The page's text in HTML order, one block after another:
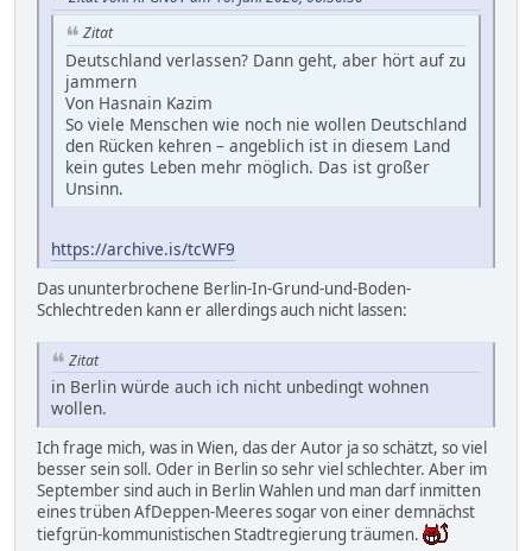
Zitat
Deutschland verlassen? Dann geht, aber hört auf zu
jammern
Von Hasnain Kazim
So viele Menschen wie noch nie wollen Deutschland
den Rücken kehren – angeblich ist in diesem Land
kein gutes Leben mehr möglich. Das ist großer
Unsinn.
https://archive.is/tcWF9
Das ununterbrochene Berlin-In-Grund-und-Boden-
Schlechtreden kann er allerdings auch nicht lassen:
Zitat
in Berlin würde auch ich nicht unbedingt wohnen
wollen.
Ich frage mich, was in Wien, das der Autor ja so schätzt, so viel
besser sein soll. Oder in Berlin so sehr viel schlechter. Aber im
September sind auch in Berlin Wahlen und man darf inmitten
eines trüben AfDeppen-Meeres sogar von einer demnächst
tiefgrün-kommunistischen Stadtregierung träumen.